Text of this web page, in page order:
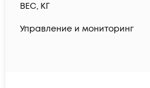
ВЕС, КГ
Управление и мониторинг